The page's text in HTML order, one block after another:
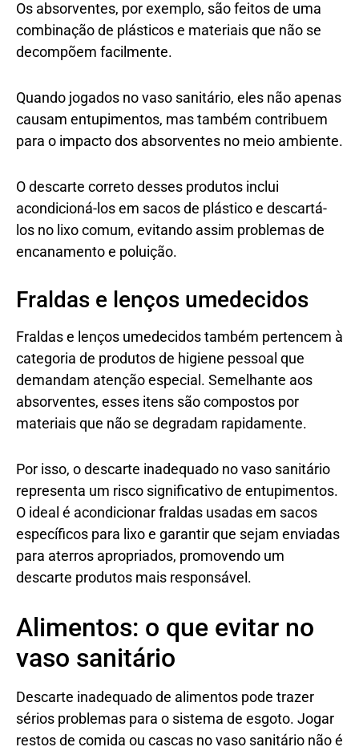
Os absorventes, por exemplo, são feitos de uma
combinação de plásticos e materiais que não se
decompõem facilmente.
Quando jogados no vaso sanitário, eles não apenas
causam entupimentos, mas também contribuem
para o impacto dos absorventes no meio ambiente.
O descarte correto desses produtos inclui
acondicioná-los em sacos de plástico e descartá-
los no lixo comum, evitando assim problemas de
encanamento e poluição.
Fraldas e lenços umedecidos
Fraldas e lenços umedecidos também pertencem à
categoria de produtos de higiene pessoal que
demandam atenção especial. Semelhante aos
absorventes, esses itens são compostos por
materiais que não se degradam rapidamente.
Por isso, o descarte inadequado no vaso sanitário
representa um risco significativo de entupimentos.
O ideal é acondicionar fraldas usadas em sacos
específicos para lixo e garantir que sejam enviadas
para aterros apropriados, promovendo um
descarte produtos mais responsável.
Alimentos: o que evitar no
vaso sanitário
Descarte inadequado de alimentos pode trazer
sérios problemas para o sistema de esgoto. Jogar
restos de comida ou cascas no vaso sanitário não é